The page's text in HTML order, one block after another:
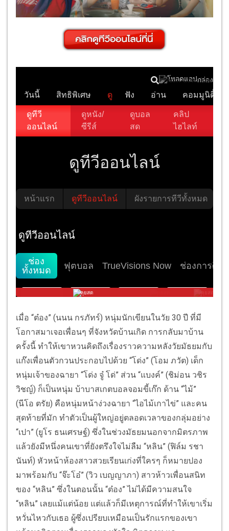
เมื่อ “ต๋อง” (นนน กรภัทร์) หนุ่มนักเขียนในวัย 30 ปี ที่มี
โอกาสมาเจอเพื่อนๆ ที่จังหวัดบ้านเกิด การกลับมาบ้าน
ครั้งนี้ ทำให้เขาหวนคิดถึงเรื่องราวความหลังวัยมัธยมกับ
แก๊งเพื่อนตัวกวนประกอบไปด้วย “โด่ง” (โอม ภวัต) เด็ก
หนุ่มเจ้าของฉายา “โด่ง จู๋ โด่” ส่วน “แบงค์” (ชิม่อน วชิร
วิชญ์) ก็เป็นหนุ่ม บ้าบาสเกตบอลจอมขี้เก๊ก ด้าน “ไม้”
(นีโอ ตรัย) คือหนุ่มหน้าง่วงฉายา “ไอไม้เกาไข่” และคน
สุดท้ายที่มัก ทําตัวเป็นผู้ใหญ่อยู่ตลอดเวลาของกลุ่มอย่าง
“เปา” (ยูโร ธนเศรษฐ์) ซึ่งในช่วงมัธยมนอกจากมิตรภาพ
แล้วยังมีหนึ่งคนเขาที่ยังตรึงใจไม่ลืม “หลิน” (ฟิล์ม รชา
นันท์) หัวหน้าห้องสาวสวยเรียนเก่งที่ใครๆ ก็หมายปอง
มาพร้อมกับ “จ๊ะโอ๋” (วิว เบญญาภา) สาวห้าวเพื่อนสนิท
ของ “หลิน” ซึ่งในตอนนั้น “ต๋อง” ไม่ได้มีความสนใจ
“หลิน” เลยแม้แต่น้อย แต่แล้วก็มีเหตุการณ์ที่ทำให้เขาเริ่ม
หวั่นไหวกับเธอ ผู้ซึ่งเปรียบเหมือนเป็นรักแรกของเขา